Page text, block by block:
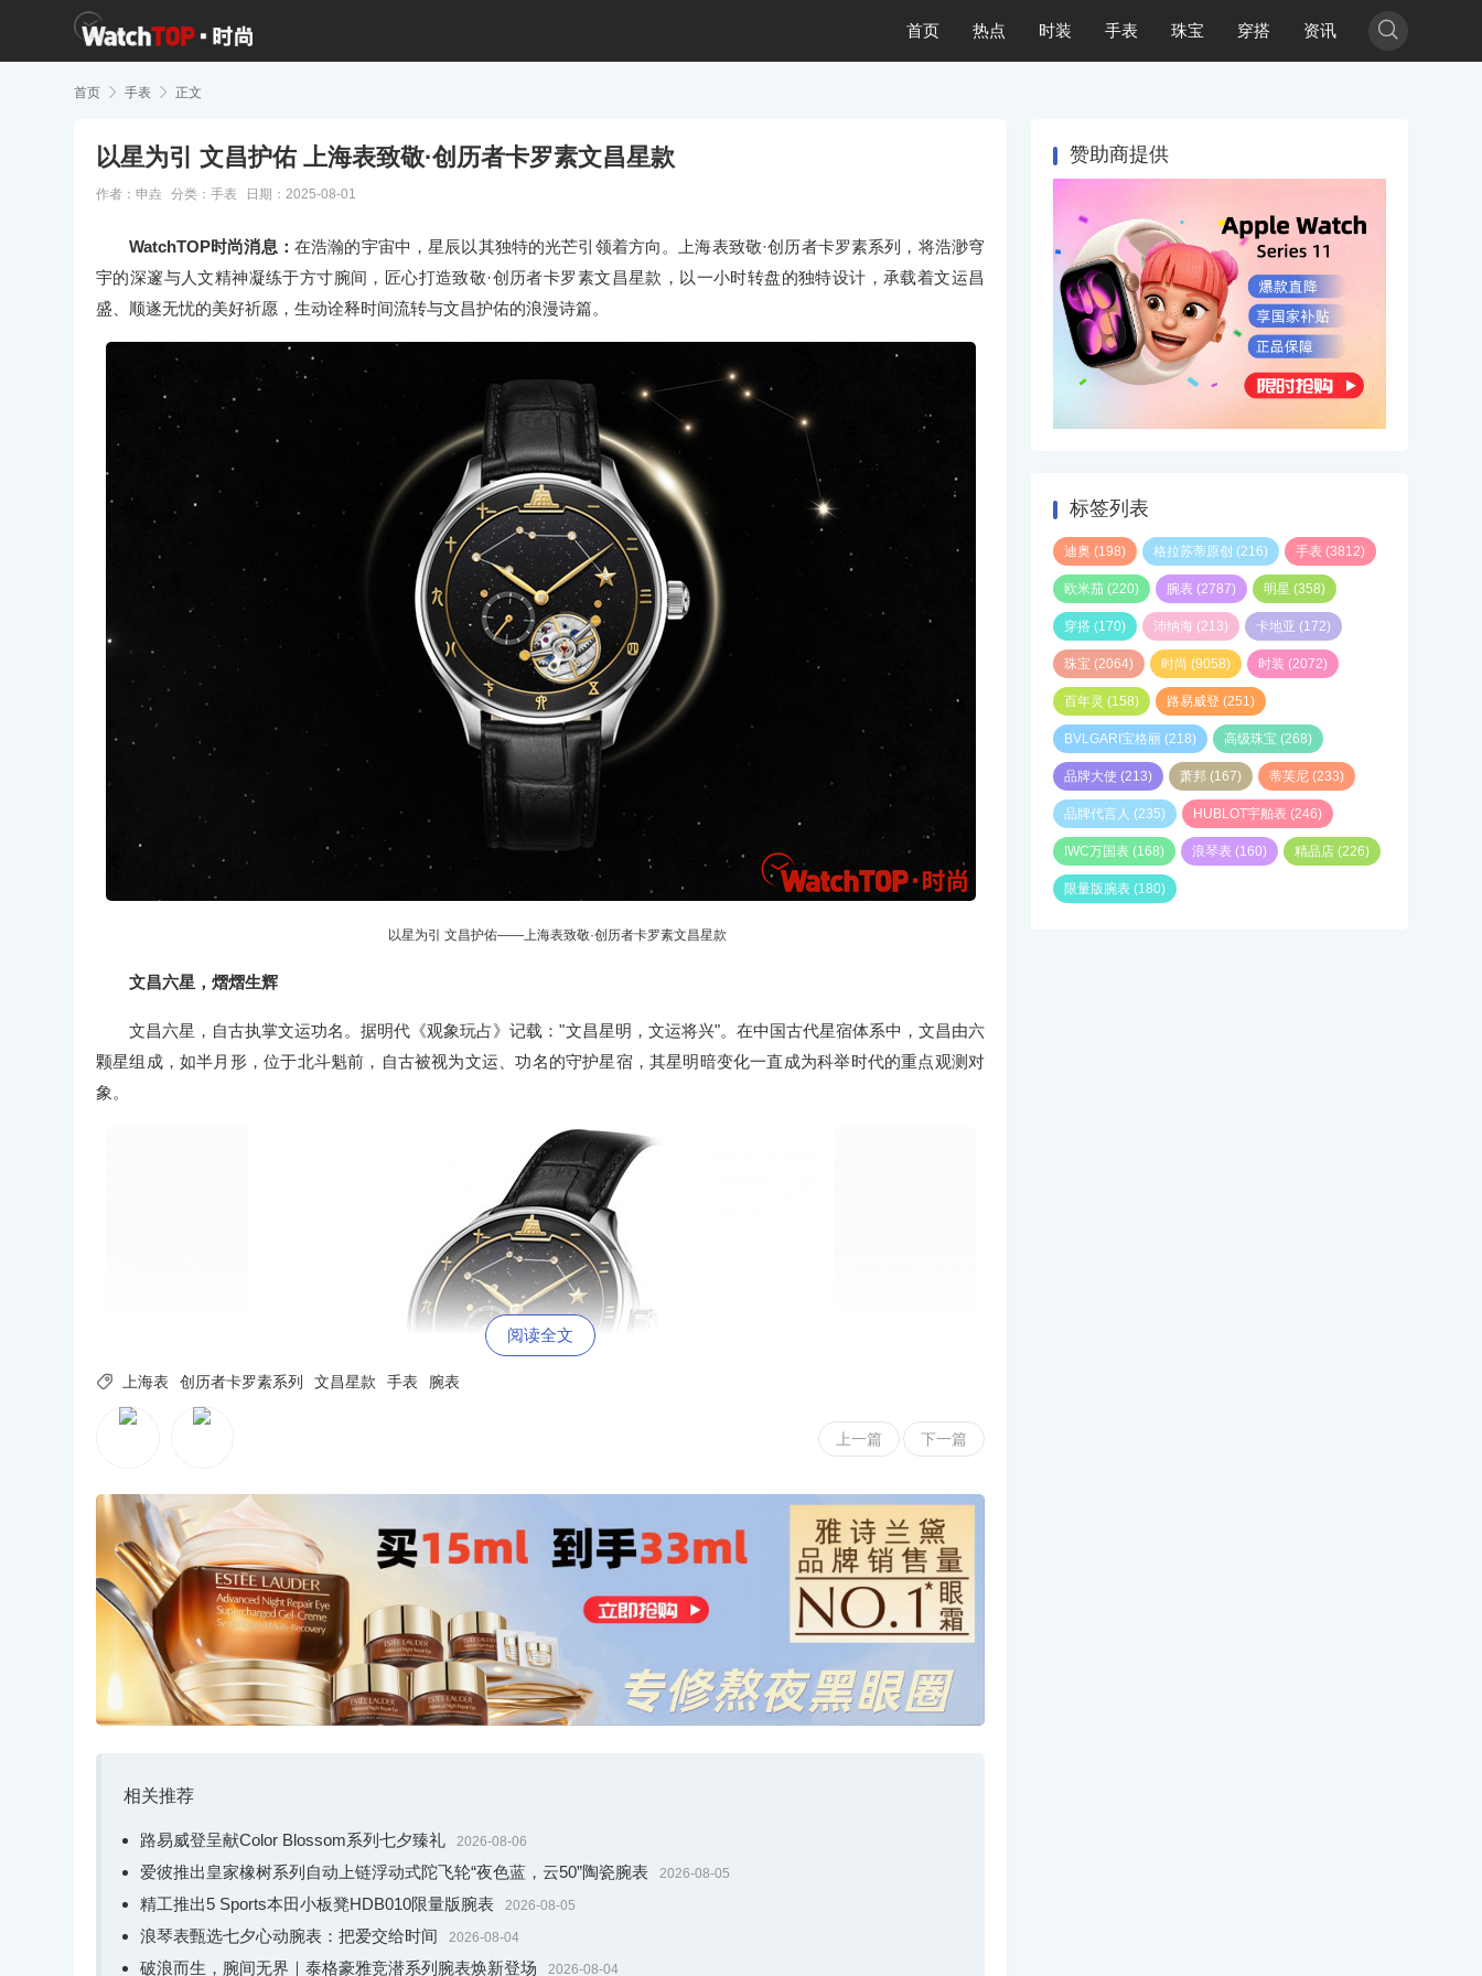
首页 热点 时装 手表 珠宝 穿搭 资讯 
首页  手表  正文
以星为引 文昌护佑 上海表致敬·创历者卡罗素文昌星款
作者：申垚 分类： 手表 日期：2025-08-01
WatchTOP时尚消息： 在浩瀚的宇宙中，星辰以其独特的光芒引领着方向。上海表致敬·创历者卡罗素系列，将浩渺穹
宇的深邃与人文精神凝练于方寸腕间，匠心打造致敬·创历者卡罗素文昌星款，以一小时转盘的独特设计，承载着文运昌
盛、顺遂无忧的美好祈愿，生动诠释时间流转与文昌护佑的浪漫诗篇。
以星为引 文昌护佑——上海表致敬·创历者卡罗素文昌星款
文昌六星，熠熠生辉
文昌六星，自古执掌文运功名。据明代《观象玩占》记载："文昌星明，文运将兴"。在中国古代星宿体系中，文昌由六
颗星组成，如半月形，位于北斗魁前，自古被视为文运、功名的守护星宿，其星明暗变化一直成为科举时代的重点观测对
象。
上海表致敬·创历者卡罗素（型号：S5021.5022.011.08）42毫米，精钢表壳搭配黑色牛皮表带
米316L精钢表壳内，砂金石表盘璀璨如星空，饰有六颗美钻镶嵌的"文昌六星"布局，在黑色牛皮表带的映衬下更显神秘深
邃。随着一小时旋转一圈的卡罗素表盘徐徐旋转，文昌六星在腕间循迹流转，以星为引，福泽相随，照亮创历者的永恒征
阅读全文
 上海表 创历者卡罗素系列 文昌星款 手表 腕表
上一篇 下一篇
相关推荐
路易威登呈献Color Blossom系列七夕臻礼 2026-08-06
爱彼推出皇家橡树系列自动上链浮动式陀飞轮“夜色蓝，云50”陶瓷腕表 2026-08-05
精工推出5 Sports本田小板凳HDB010限量版腕表 2026-08-05
浪琴表甄选七夕心动腕表：把爱交给时间 2026-08-04
破浪而生，腕间无界｜泰格豪雅竞潜系列腕表焕新登场 2026-08-04
赞助商提供
标签列表
迪奥 (198) 格拉苏蒂原创 (216) 手表 (3812)
欧米茄 (220) 腕表 (2787) 明星 (358)
穿搭 (170) 沛纳海 (213) 卡地亚 (172)
珠宝 (2064) 时尚 (9058) 时装 (2072)
百年灵 (158) 路易威登 (251)
BVLGARI宝格丽 (218) 高级珠宝 (268)
品牌大使 (213) 萧邦 (167) 蒂芙尼 (233)
品牌代言人 (235) HUBLOT宇舶表 (246)
IWC万国表 (168) 浪琴表 (160) 精品店 (226)
限量版腕表 (180)